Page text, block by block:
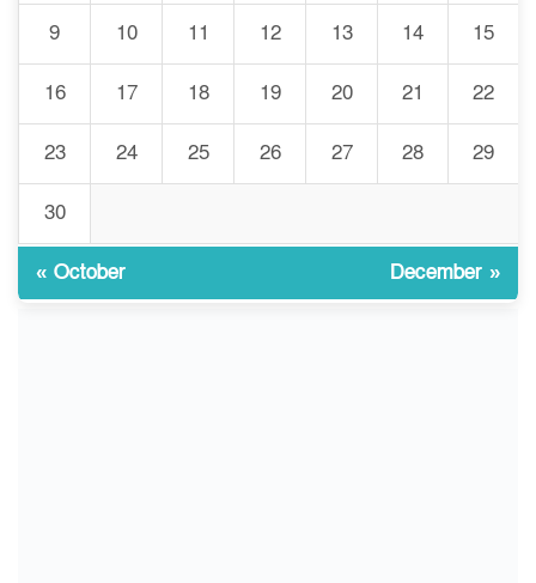
৮
বিশ্ববিদ্যালয় কি প্রস্তুত?
৯
ওরিয়েন্টেশন/ খাদ্যে হতাশার স্বাদ
১০
যাত্রার মঞ্চে নেমে এলো নীরবতা,
বিদায় কিংবদন্তি খলনায়ক
তকরিম উদ্দিন খান
9 10 11 12 13 14 15
16 17 18 19 20 21 22
23 24 25 26 27 28 29
30
« October December »